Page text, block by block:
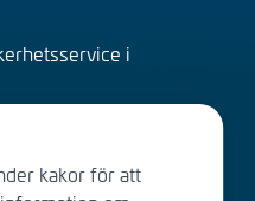
i
kakor för att